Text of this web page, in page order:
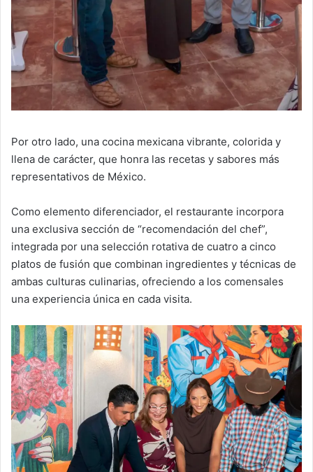
Por otro lado, una cocina mexicana vibrante, colorida y
llena de carácter, que honra las recetas y sabores más
representativos de México.
Como elemento diferenciador, el restaurante incorpora
una exclusiva sección de “recomendación del chef”,
integrada por una selección rotativa de cuatro a cinco
platos de fusión que combinan ingredientes y técnicas de
ambas culturas culinarias, ofreciendo a los comensales
una experiencia única en cada visita.